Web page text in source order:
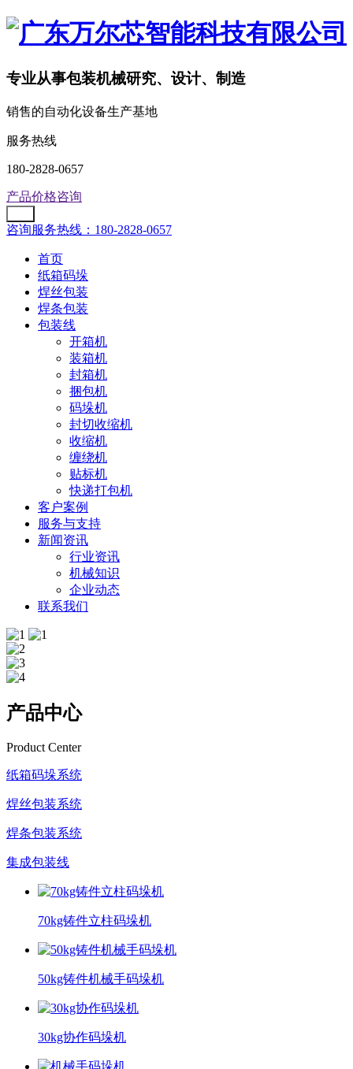
专业从事包装机械研究、设计、制造
销售的自动化设备生产基地
服务热线
180-2828-0657
产品价格咨询
咨询服务热线：180-2828-0657
首页
纸箱码垛
焊丝包装
焊条包装
包装线
开箱机
装箱机
封箱机
捆包机
码垛机
封切收缩机
收缩机
缠绕机
贴标机
快递打包机
客户案例
服务与支持
新闻资讯
行业资讯
机械知识
企业动态
联系我们
产品中心
Product Center
纸箱码垛系统
焊丝包装系统
焊条包装系统
集成包装线
70kg铸件立柱码垛机
50kg铸件机械手码垛机
30kg协作码垛机